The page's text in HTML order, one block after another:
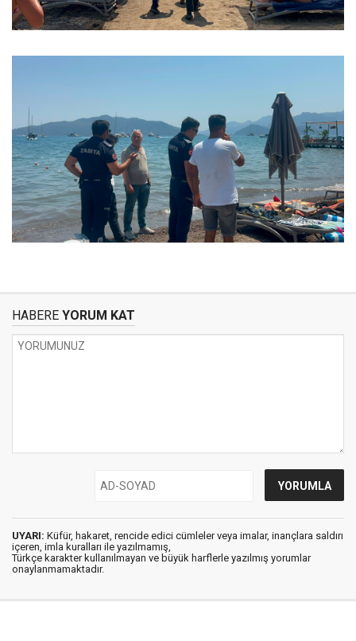
HABERE YORUM KAT
UYARI: Küfür, hakaret, rencide edici cümleler veya imalar, inançlara saldırı
içeren, imla kuralları ile yazılmamış,
Türkçe karakter kullanılmayan ve büyük harflerle yazılmış yorumlar
onaylanmamaktadır.